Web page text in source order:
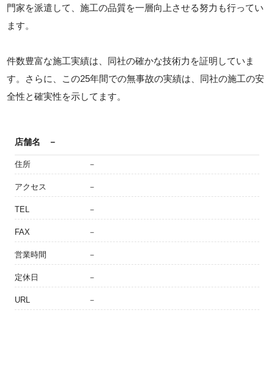
門家を派遣して、施工の品質を一層向上させる努力も行ってい
ます。
件数豊富な施工実績は、同社の確かな技術力を証明していま
す。さらに、この25年間での無事故の実績は、同社の施工の安
全性と確実性を示してます。
店舗名 －
住所 －
アクセス －
TEL －
FAX －
営業時間 －
定休日 －
URL －